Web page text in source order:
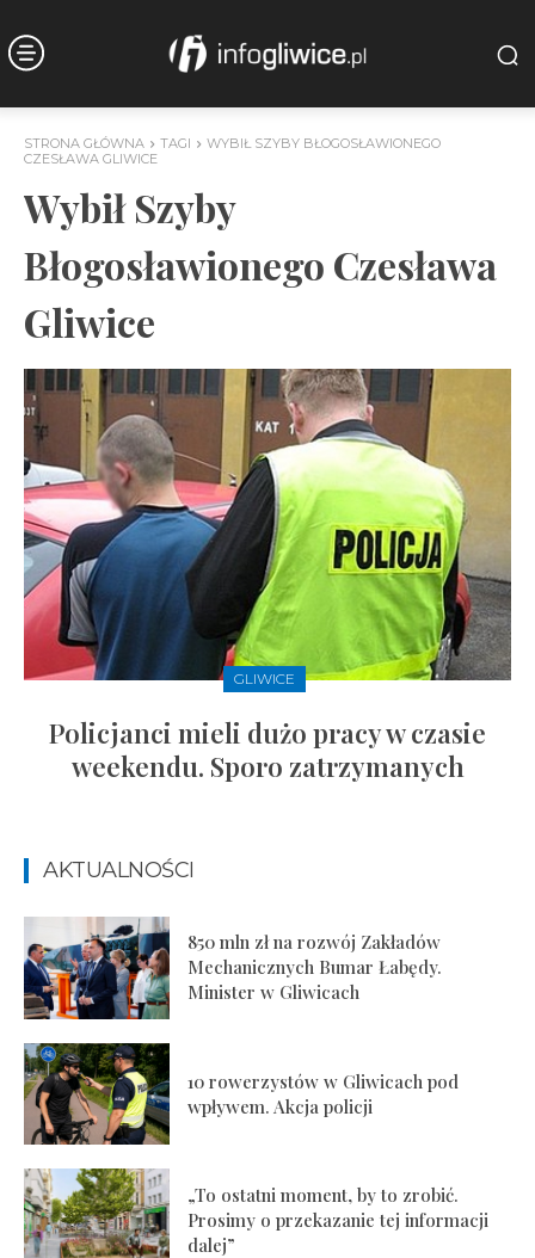
STRONA GŁÓWNA TAGI
WYBIŁ SZYBY BŁOGOSŁAWIONEGO
CZESŁAWA GLIWICE
Wybił Szyby
Błogosławionego Czesława
Gliwice
GLIWICE
Policjanci mieli dużo pracy w czasie
weekendu. Sporo zatrzymanych
AKTUALNOŚCI
850 mln zł na rozwój Zakładów
Mechanicznych Bumar Łabędy.
Minister w Gliwicach
10 rowerzystów w Gliwicach pod
wpływem. Akcja policji
„To ostatni moment, by to zrobić.
Prosimy o przekazanie tej informacji
dalej”